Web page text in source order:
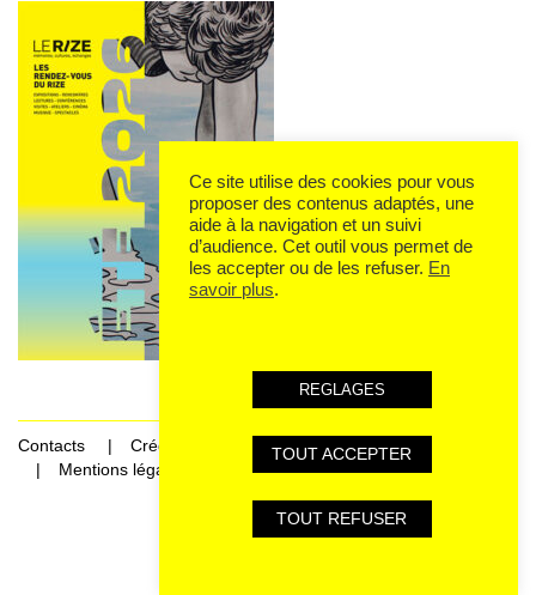
Contacts
Crédits
Mentions légales et données personnelles
Ce site utilise des cookies pour vous
proposer des contenus adaptés, une
aide à la navigation et un suivi
d’audience. Cet outil vous permet de
les accepter ou de les refuser. En
savoir plus.
REGLAGES
TOUT ACCEPTER
TOUT REFUSER